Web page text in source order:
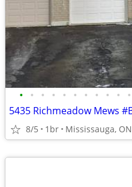
• • • • • • • • • • •
8/5 1br Mississauga, ON